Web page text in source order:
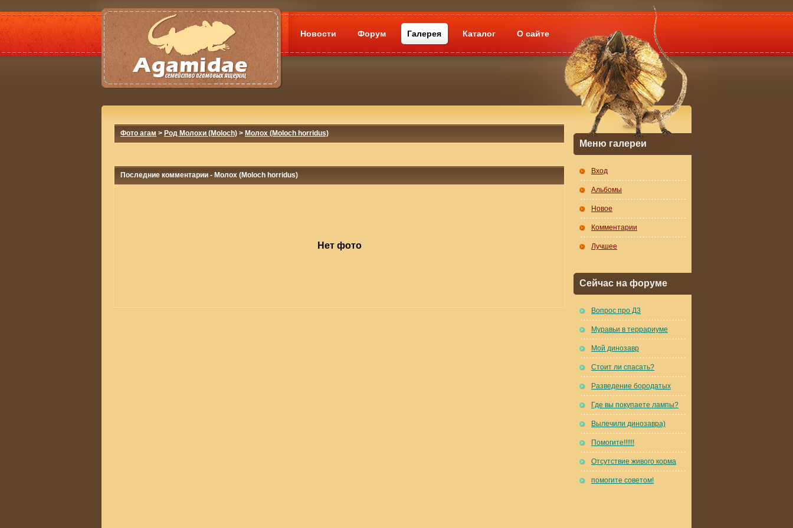
Новости Форум Галерея Каталог О сайте
Фото агам > Род Молохи (Moloch) > Молох (Moloch horridus)
Последние комментарии - Молох (Moloch horridus)
Нет фото
Меню галереи
Вход
Альбомы
Новое
Комментарии
Лучшее
Сейчас на форуме
Вопрос про Д3
Муравьи в террариуме
Мой динозавр
Стоит ли спасать?
Разведение бородатых
Где вы покупаете лампы?
Вылечили динозавра)
Помогите!!!!!!
Отсутствие живого корма
помогите советом!